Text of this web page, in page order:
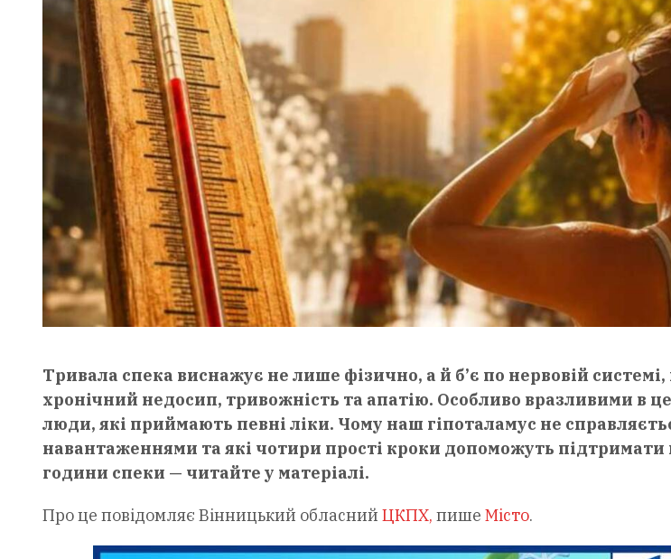
Тривала спека виснажує не лише фізично, а й б’є по нервовій
хронічний недосип, тривожність та апатію. Особливо вразливими в
люди, які приймають певні ліки. Чому наш гіпоталамус не
навантаженнями та які чотири прості кроки допоможуть підтримати
години спеки — читайте у матеріалі.
Про це повідомляє Вінницький обласний ЦКПХ, пише Місто.